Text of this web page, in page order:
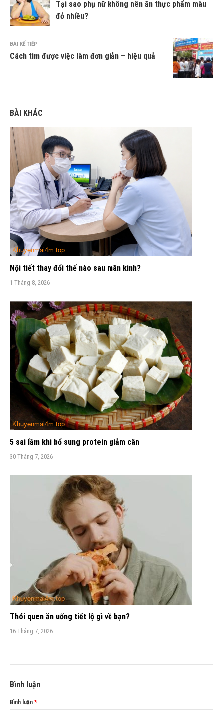
Tại sao phụ nữ không nên ăn thực phẩm màu
đỏ nhiều?
BÀI KẾ TIẾP
Cách tìm được việc làm đơn giản – hiệu quả
BÀI KHÁC
Nội tiết thay đổi thế nào sau mãn kinh?
1 Tháng 8, 2026
5 sai lầm khi bổ sung protein giảm cân
30 Tháng 7, 2026
Thói quen ăn uống tiết lộ gì về bạn?
16 Tháng 7, 2026
Bình luận
Bình luận *